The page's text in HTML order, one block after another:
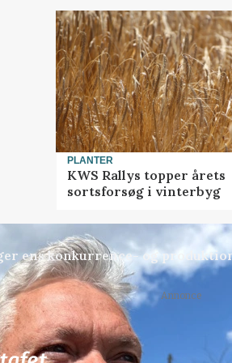
PLANTER
KWS Rallys topper årets
sortsforsøg i vinterbyg
ens konkurrence- og
Annonce